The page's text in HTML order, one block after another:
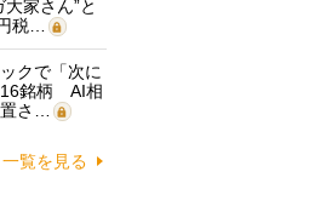
家さん”と
税…
クで「次に
16銘柄 AI相
さ…
一覧を見る